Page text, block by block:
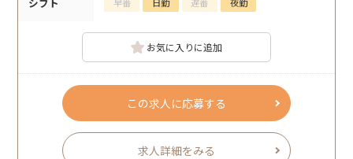
お気に入りに追加
この求人に応募する
求人詳細をみる